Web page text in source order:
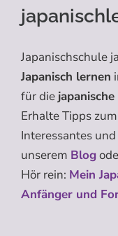
Japanischschule
Japanisch lernen
für die
Erhalte Tipps
Interessantes
unserem Blog
Hör rein: Mein
Anfänger und